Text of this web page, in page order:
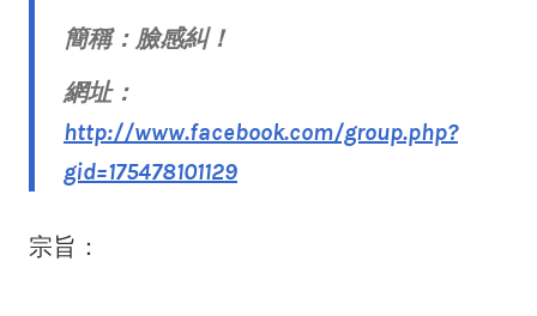
簡稱：臉感糾！
網址：
http://www.facebook.com/group.php?
gid=175478101129
宗旨：